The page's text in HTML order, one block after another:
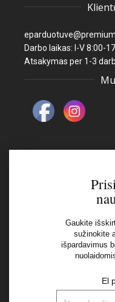
Darbo laikas: I-V 8:00-
Atsakymas per 1-3
Aš perskaičiau ir
Gaukite
sužinokite
išpardavimus
El